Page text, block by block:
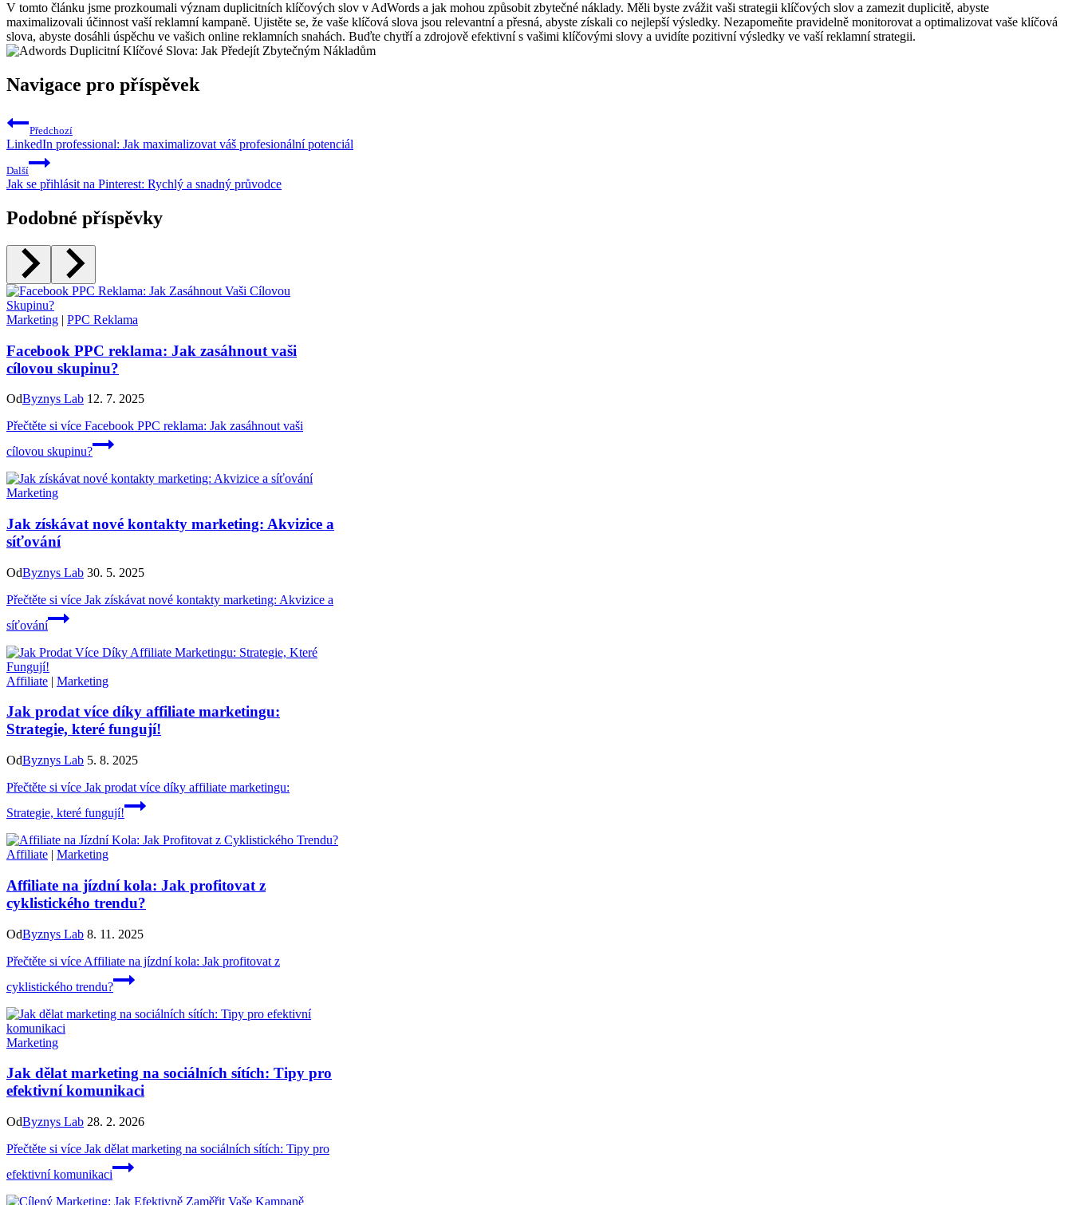
V tomto článku jsme prozkoumali význam duplicitních klíčových slov v AdWords a jak mohou způsobit zbytečné náklady. Měli byste zvážit vaši strategii klíčových slov a zamezit duplicitě, abyste
maximalizovali účinnost vaší reklamní kampaně. Ujistěte se, že vaše klíčová slova jsou relevantní a přesná, abyste získali co nejlepší výsledky. Nezapomeňte pravidelně monitorovat a optimalizovat vaše klíčová
slova, abyste dosáhli úspěchu ve vašich online reklamních snahách. Buďte chytří a zdrojově efektivní s vašimi klíčovými slovy a uvidíte pozitivní výsledky ve vaší reklamní strategii.
Navigace pro příspěvek
Předchozí
LinkedIn professional: Jak maximalizovat váš profesionální potenciál
Další
Jak se přihlásit na Pinterest: Rychlý a snadný průvodce
Podobné příspěvky
Marketing | PPC Reklama
Facebook PPC reklama: Jak zasáhnout vaši
cílovou skupinu?
OdByznys Lab 12. 7. 2025
Přečtěte si více Facebook PPC reklama: Jak zasáhnout vaši
cílovou skupinu?
Marketing
Jak získávat nové kontakty marketing: Akvizice a
síťování
OdByznys Lab 30. 5. 2025
Přečtěte si více Jak získávat nové kontakty marketing: Akvizice a
síťování
Affiliate | Marketing
Jak prodat více díky affiliate marketingu:
Strategie, které fungují!
OdByznys Lab 5. 8. 2025
Přečtěte si více Jak prodat více díky affiliate marketingu:
Strategie, které fungují!
Affiliate | Marketing
Affiliate na jízdní kola: Jak profitovat z
cyklistického trendu?
OdByznys Lab 8. 11. 2025
Přečtěte si více Affiliate na jízdní kola: Jak profitovat z
cyklistického trendu?
Marketing
Jak dělat marketing na sociálních sítích: Tipy pro
efektivní komunikaci
OdByznys Lab 28. 2. 2026
Přečtěte si více Jak dělat marketing na sociálních sítích: Tipy pro
efektivní komunikaci